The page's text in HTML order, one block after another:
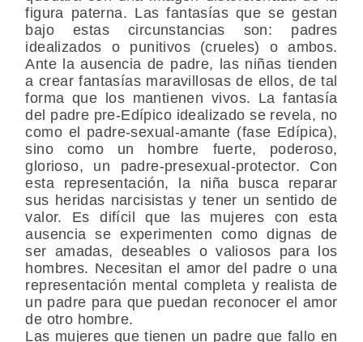
figura paterna. Las fantasías que se gestan
bajo estas circunstancias son: padres
idealizados o punitivos (crueles) o ambos.
Ante la ausencia de padre, las niñas tienden
a crear fantasías maravillosas de ellos, de tal
forma que los mantienen vivos. La fantasía
del padre pre-Edípico idealizado se revela, no
como el padre-sexual-amante (fase Edípica),
sino como un hombre fuerte, poderoso,
glorioso, un padre-presexual-protector. Con
esta representación, la niña busca reparar
sus heridas narcisistas y tener un sentido de
valor. Es difícil que las mujeres con esta
ausencia se experimenten como dignas de
ser amadas, deseables o valiosos para los
hombres. Necesitan el amor del padre o una
representación mental completa y realista de
un padre para que puedan reconocer el amor
de otro hombre.
Las mujeres que tienen un padre que fallo en